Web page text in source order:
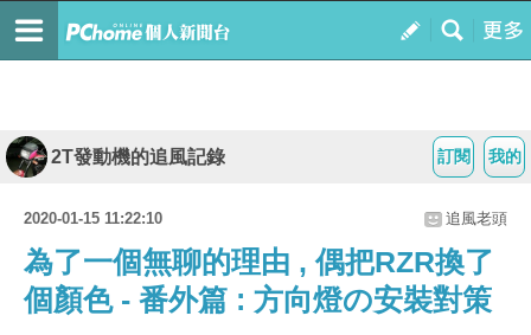
我的
訂閱
2T發動機的追風記錄
2020-01-15 11:22:10 追風老頭
為了一個無聊的理由 , 偶把RZR換了
個顏色 - 番外篇 : 方向燈の安裝對策